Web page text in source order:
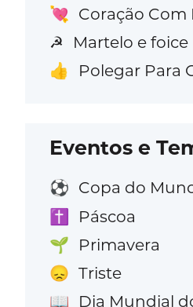
💘 Coração Com
☭ Martelo e foice
👍 Polegar Para
Eventos e
⚽ Copa do
✝️ Páscoa
🌱 Primavera
😞 Triste
📖 Dia Mundial